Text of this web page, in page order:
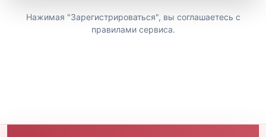
Нажимая "Зарегистрироваться", вы соглашаетесь с
правилами сервиса.